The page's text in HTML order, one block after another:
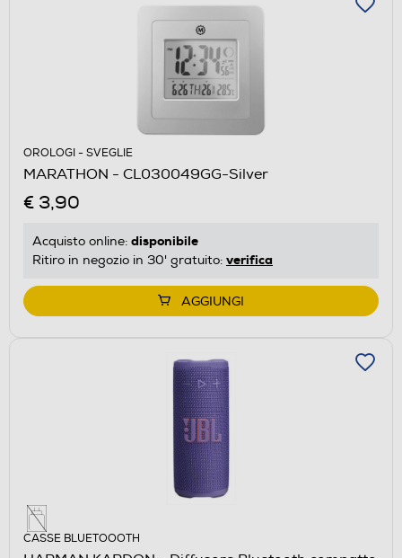
OROLOGI - SVEGLIE
MARATHON - CL030049GG-Silver
€ 3,90
Acquisto online: disponibile
Ritiro in negozio in 30' gratuito: verifica
AGGIUNGI
CASSE BLUETOOOTH